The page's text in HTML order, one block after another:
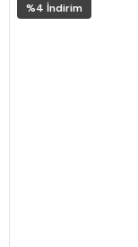
%4 İndirim